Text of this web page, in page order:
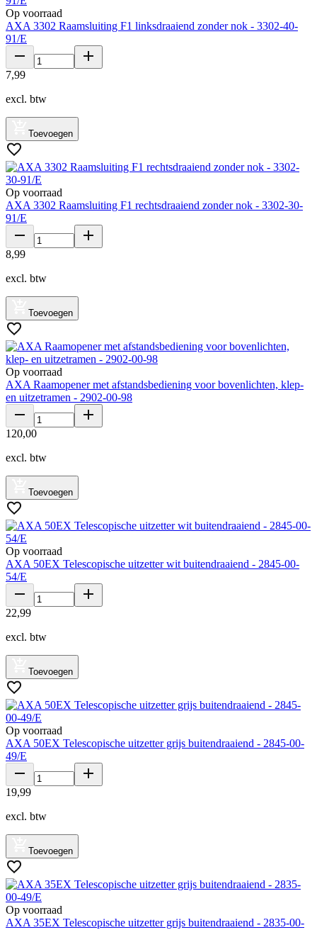
Op voorraad
AXA 3302 Raamsluiting F1 linksdraaiend zonder nok - 3302-40-
91/E
7,99
excl. btw
Toevoegen
Op voorraad
AXA 3302 Raamsluiting F1 rechtsdraaiend zonder nok - 3302-30-
91/E
8,99
excl. btw
Toevoegen
Op voorraad
AXA Raamopener met afstandsbediening voor bovenlichten, klep-
en uitzetramen - 2902-00-98
120,00
excl. btw
Toevoegen
Op voorraad
AXA 50EX Telescopische uitzetter wit buitendraaiend - 2845-00-
54/E
22,99
excl. btw
Toevoegen
Op voorraad
AXA 50EX Telescopische uitzetter grijs buitendraaiend - 2845-00-
49/E
19,99
excl. btw
Toevoegen
Op voorraad
AXA 35EX Telescopische uitzetter grijs buitendraaiend - 2835-00-